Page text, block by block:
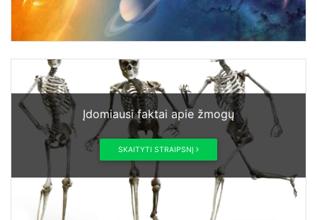
Įdomiausi faktai apie žmogų
SKAITYTI STRAIPSNĮ